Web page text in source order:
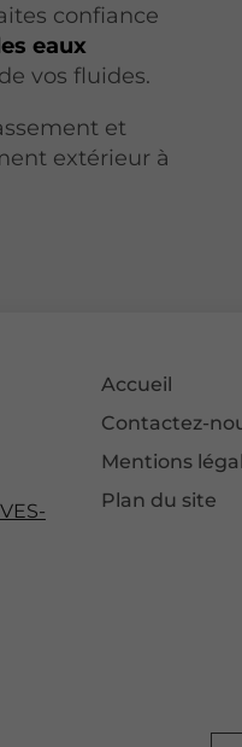
confiance
eaux
vos fluides.
et
extérieur à
Accueil
Contactez-
Mentions
Plan du site